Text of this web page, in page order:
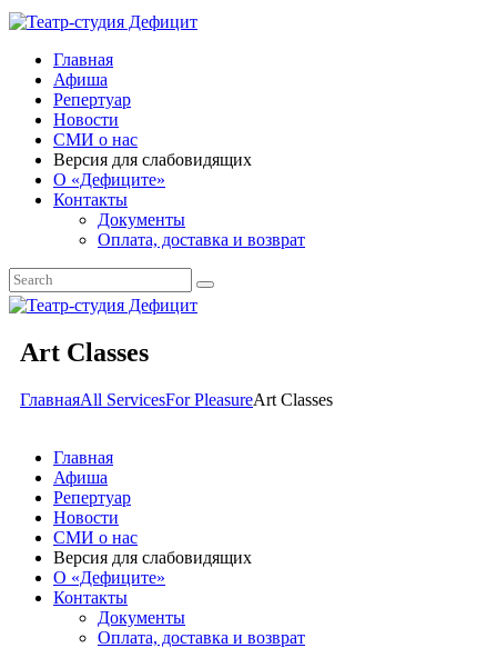
Главная
Афиша
Репертуар
Новости
СМИ о нас
Версия для слабовидящих
О «Дефиците»
Контакты
Документы
Оплата, доставка и возврат
Art Classes
ГлавнаяAll ServicesFor PleasureArt Classes
Главная
Афиша
Репертуар
Новости
СМИ о нас
Версия для слабовидящих
О «Дефиците»
Контакты
Документы
Оплата, доставка и возврат